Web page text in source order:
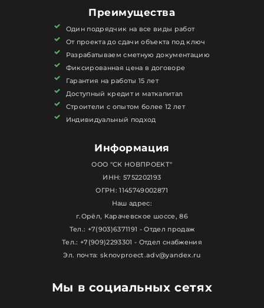
Мы в социальных сетях
Преимущества
Один подрядчик на все виды работ
От проекта до сдачи объекта под ключ
Разрабатываем сметную документацию
Фиксированная цена в договоре
Гарантия на работы 15 лет
Доступный кредит и маткапитал
Строители с опытом более 12 лет
Индивидуальный подход
Информация
ООО "СК НОВПРОЕКТ"
ИНН: 5752202193
ОГРН: 1145749002871
Наш адрес:
г.Орёл, Карачевское шоссе, 86
Тел.: +7(903)6371191 - Отдел продаж
Тел.: +7(909)2293301 - Отдел снабжения
Эл. почта: sknovproect.adv@yandex.ru